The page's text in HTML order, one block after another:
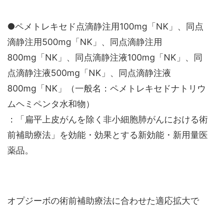
●ペメトレキセド点滴静注用100mg「NK」、同点
滴静注用500mg「NK」、同点滴静注用
800mg「NK」、同点滴静注液100mg「NK」、同
点滴静注液500mg「NK」、同点滴静注液
800mg「NK」（一般名：ペメトレキセドナトリウ
ムヘミペンタ水和物）
：「扁平上皮がんを除く非小細胞肺がんにおける術
前補助療法」を効能・効果とする新効能・新用量医
薬品。
オプジーボの術前補助療法に合わせた適応拡大で